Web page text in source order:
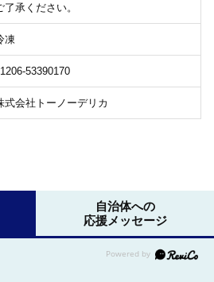
了承ください。
凍
53390170
式会社トーノーデリカ
自治体への
応援メッセージ